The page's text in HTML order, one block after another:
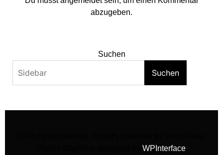
abzugeben.
Suchen
Suchen
WPInterface.